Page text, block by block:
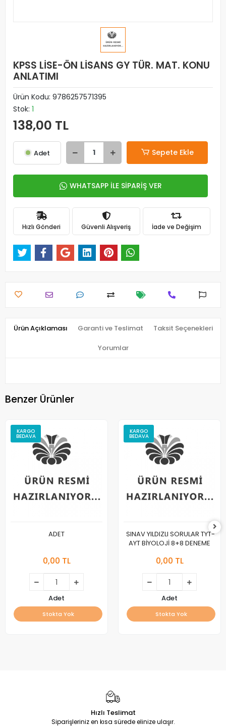
KPSS LİSE-ÖN LİSANS GY TÜR. MAT. KONU
ANLATIMI
Ürün Kodu: 9786257571395
Stok: 1
138,00 TL
Adet Sepete Ekle
WHATSAPP İLE SİPARİŞ VER
Hızlı Gönderi Güvenli Alışveriş İade ve Değişim
Ürün Açıklaması Garanti ve Teslimat Taksit Seçenekleri
Yorumlar
Benzer Ürünler
KARGO
BEDAVA
ADET
0,00 TL
Adet
Stokta Yok
KARGO
BEDAVA
SINAV YILDIZLI SORULAR TYT-
AYT BİYOLOJİ 8+8 DENEME
0,00 TL
Adet
Stokta Yok
Hızlı Teslimat
Siparişleriniz en kısa sürede elinize ulaşır.